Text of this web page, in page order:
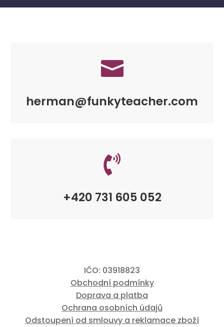

herman@funkyteacher.com

+420 731 605 052
IČO: 03918823
Obchodní podmínky
Doprava a platba
Ochrana osobních údajů
Odstoupení od smlouvy a reklamace zboží